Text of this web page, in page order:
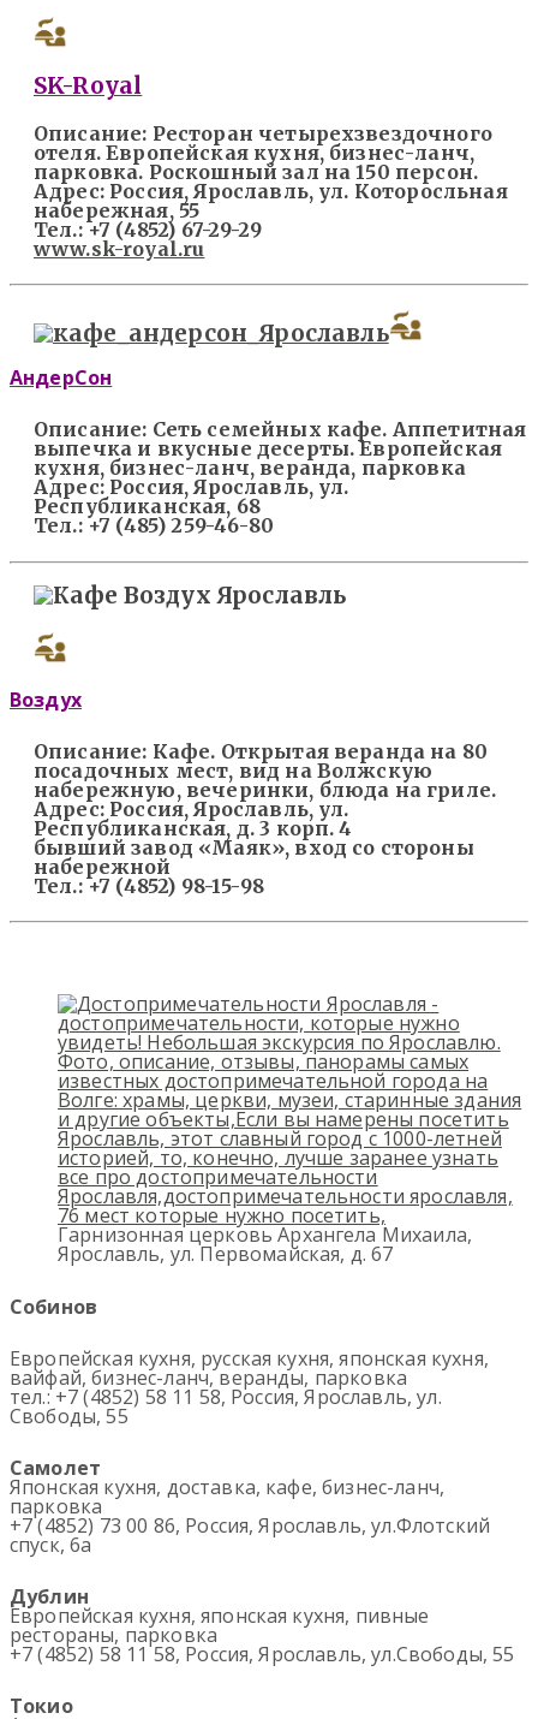
SK-Royal
Описание: Ресторан четырехзвездочного
отеля. Европейская кухня, бизнес-ланч,
парковка. Роскошный зал на 150 персон.
Адрес:Россия, Ярославль, ул. Которосльная
набережная, 55
Тел.:+7 (4852) 67-29-29
www.sk-royal.ru
АндерСон
Описание: Сеть семейных кафе. Аппетитная
выпечка и вкусные десерты. Европейская
кухня, бизнес-ланч, веранда, парковка
Адрес:Россия, Ярославль, ул.
Республиканская, 68
Тел.:+7 (485) 259-46-80
Воздух
Описание: Кафе. Открытая веранда на 80
посадочных мест, вид на Волжскую
набережную, вечеринки, блюда на гриле.
Адрес:Россия, Ярославль, ул.
Республиканская, д. 3 корп. 4
бывший завод «Маяк», вход со стороны
набережной
Тел.:+7 (4852) 98-15-98
Гарнизонная церковь Архангела Михаила,
Ярославль, ул. Первомайская, д. 67
Собинов
Европейская кухня, русская кухня, японская кухня,
вайфай, бизнес-ланч, веранды, парковка
тел.: +7 (4852) 58 11 58, Россия, Ярославль, ул.
Свободы, 55
Самолет
Японская кухня, доставка, кафе, бизнес-ланч,
парковка
+7 (4852) 73 00 86, Россия, Ярославль, ул.Флотский
спуск, 6а
Дублин
Европейская кухня, японская кухня, пивные
рестораны, парковка
+7 (4852) 58 11 58, Россия, Ярославль, ул.Свободы, 55
Токио